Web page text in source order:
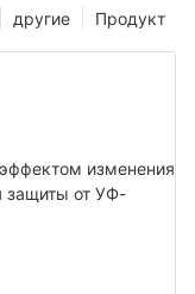
Продукт
другие